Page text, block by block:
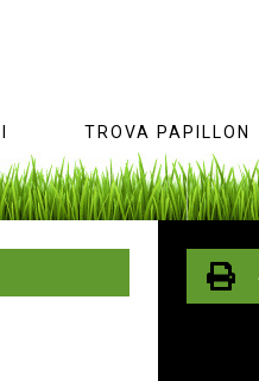
TROVA PAPILLON